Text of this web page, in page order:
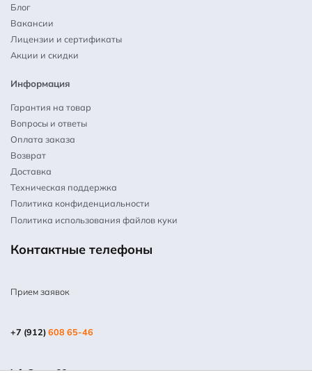
Блог
Вакансии
Лицензии и сертификаты
Акции и скидки
Информация
Гарантия на товар
Вопросы и ответы
Оплата заказа
Возврат
Доставка
Техническая поддержка
Политика конфиденциальности
Политика использования файлов куки
Контактные телефоны
Прием заявок
+7 (912)608 65-46
info@mpm66.ru